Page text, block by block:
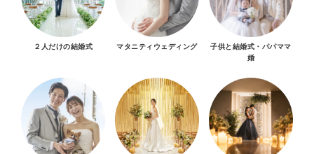
２人だけの結婚式 マタニティウェディング
子供と結婚式・パパママ
婚